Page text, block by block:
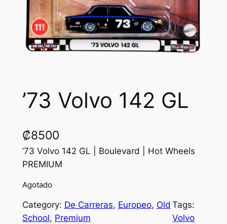
’73 Volvo 142 GL
₡8500
’73 Volvo 142 GL | Boulevard | Hot Wheels
PREMIUM
Agotado
Category: De Carreras, Europeo, Old
School, Premium
Tags:
Volvo